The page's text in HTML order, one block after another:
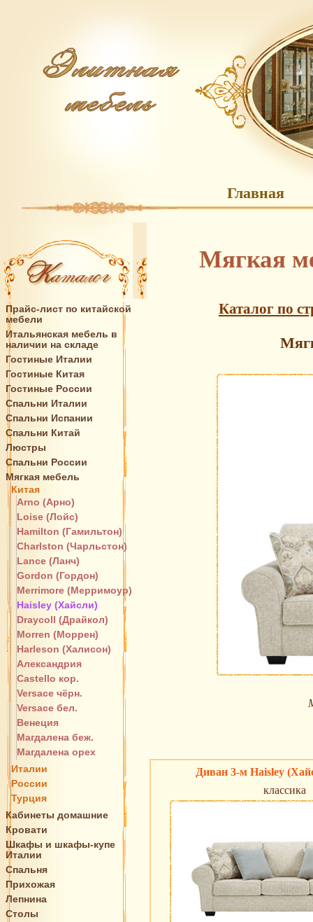
Главная
Прайс-лист по китайской
мебели
Итальянская мебель в
наличии на складе
Гостиные Италии
Гостиные Китая
Гостиные России
Спальни Италии
Спальни Испании
Спальни Китай
Люстры
Спальни России
Мягкая мебель
Китая
Arno (Арно)
Loise (Лойс)
Hamilton (Гамильтон)
Charlston (Чарльстон)
Lance (Ланч)
Gordon (Гордон)
Merrimore (Мерримоур)
Haisley (Хайсли)
Draycoll (Драйкол)
Morren (Моррен)
Harleson (Халисон)
Александрия
Castello кор.
Versace чёрн.
Versace бел.
Венеция
Магдалена беж.
Магдалена орех
Италии
России
Турция
Кабинеты домашние
Кровати
Шкафы и шкафы-купе
Италии
Спальня
Прихожая
Лепнина
Столы
Мягкая
Каталог по
Диван 3-м Haisley
классика